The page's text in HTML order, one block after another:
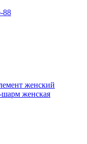
88
женcкий
шарм женская